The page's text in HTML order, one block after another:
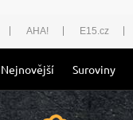
AHA! E15.cz
Nejnovější Suroviny